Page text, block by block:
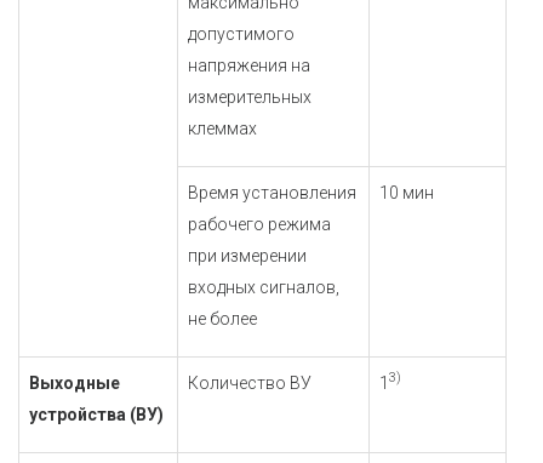
допустимого
напряжения на
измерительных
клеммах
Время установления
рабочего режима
при измерении
входных сигналов,
не более
10 мин
Выходные
устройства (ВУ)
Количество ВУ 1 3)